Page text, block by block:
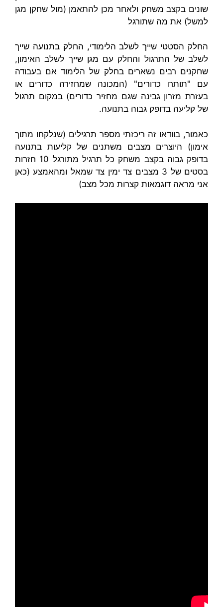
שונים בקצב משחק ולאחר מכן להתאמן (מול שחקן מגן
למשל) את מה שתורגל
החלק הסטטי שייך לשלב הלימודי, החלק בתנועה שייך
לשלב של התרגול והחלק עם מגן שייך לשלב האימון,
שחקנים רבים נשארים בחלק של הלימוד אם בעבודה
עם "תותח כדורים" (המכונה שמחזירה כדורים או
בעזרת מזרון גבינה שגם מחזיר כדורים) במקום תרגול
של קליעה בדופק גבוה בתנועה.
כאמור, בוודאו זה ריכזתי מספר תרגילים (שנלקחו מתוך
אימון) היוצרים מצבים משתנים של קליעות בתנועה
בדופק גבוה בקצב משחק כל תרגיל מתורגל 10 חזרות
בסטים של 3 מצבים צד ימין צד שמאל ומהאמצע (כאן
אני מראה דוגמאות קצרות מכל מצב)